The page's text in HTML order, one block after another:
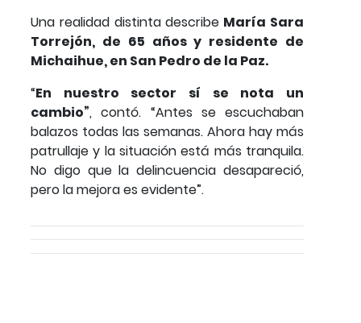
Una realidad distinta describe María Sara
Torrejón, de 65 años y residente de
Michaihue, en San Pedro de la Paz.
“En nuestro sector sí se nota un
cambio”, contó. “Antes se escuchaban
balazos todas las semanas. Ahora hay más
patrullaje y la situación está más tranquila.
No digo que la delincuencia desapareció,
pero la mejora es evidente”.